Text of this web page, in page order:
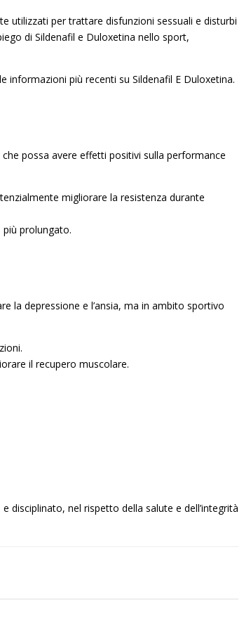
utilizzati per trattare disfunzioni sessuali e disturbi
di Sildenafil e Duloxetina nello sport,
informazioni più recenti su Sildenafil E Duloxetina.
possa avere effetti positivi sulla performance
migliorare la resistenza durante
prolungato.
la depressione e l’ansia, ma in ambito sportivo
il recupero muscolare.
disciplinato, nel rispetto della salute e dell’integrità